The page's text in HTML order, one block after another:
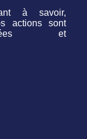
à savoir,
actions sont
et